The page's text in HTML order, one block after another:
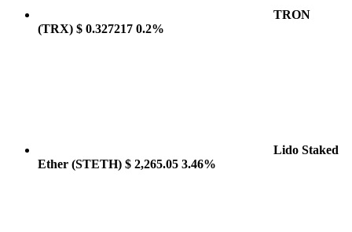
TRON
(TRX) $ 0.327217 0.2%
Lido Staked
Ether (STETH) $ 2,265.05 3.46%